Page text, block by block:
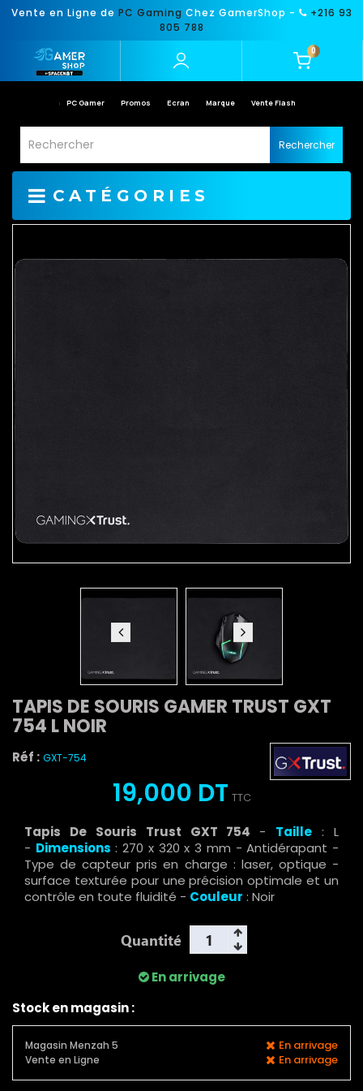
Vente en Ligne de PC Gaming Chez GamerShop -
+216 93
805 788
0
PC Gamer Promos Ecran Marque Vente Flash
Rechercher
CATÉGORIES
TAPIS DE SOURIS GAMER TRUST GXT
754 L NOIR
Réf : GXT-754
19,000 DT TTC
Tapis De Souris Trust GXT 754 - Taille : L
- Dimensions : 270 x 320 x 3 mm - Antidérapant -
Type de capteur pris en charge : laser, optique -
surface texturée pour une précision optimale et un
contrôle en toute fluidité - Couleur : Noir
Quantité
En arrivage
Stock en magasin :
Magasin Menzah 5 En arrivage
Vente en Ligne En arrivage